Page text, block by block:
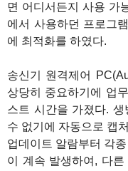
면 어디서든지 사용 가
에서 사용하던 프로그
에 최적화를 하였다.
송신기 원격제어
상당히 중요하기에 업
스트 시간을 가졌다.
수 없기에 자동으로 캡
업데이트 알람부터 각
이 계속 발생하여, 다